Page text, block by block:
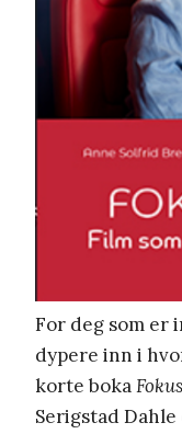
For deg som er
dypere inn i
korte boka
Serigstad